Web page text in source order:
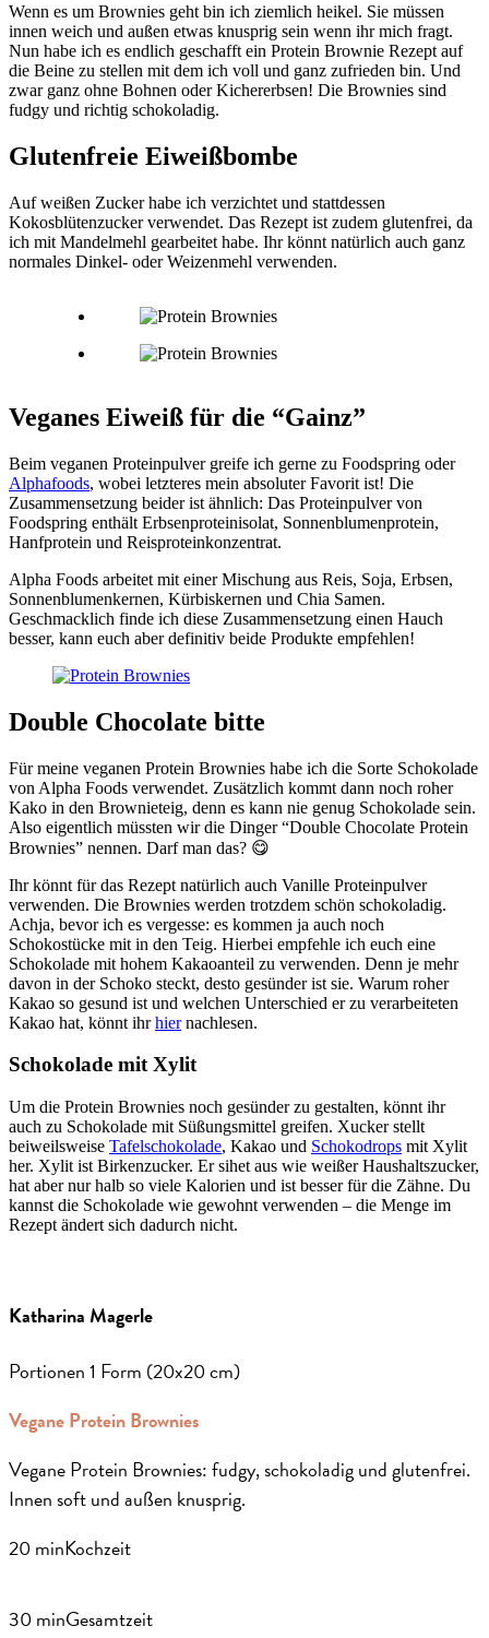
Wenn es um Brownies geht bin ich ziemlich heikel. Sie müssen
innen weich und außen etwas knusprig sein wenn ihr mich fragt.
Nun habe ich es endlich geschafft ein Protein Brownie Rezept auf
die Beine zu stellen mit dem ich voll und ganz zufrieden bin. Und
zwar ganz ohne Bohnen oder Kichererbsen! Die Brownies sind
fudgy und richtig schokoladig.
Glutenfreie Eiweißbombe
Auf weißen Zucker habe ich verzichtet und stattdessen
Kokosblütenzucker verwendet. Das Rezept ist zudem glutenfrei, da
ich mit Mandelmehl gearbeitet habe. Ihr könnt natürlich auch ganz
normales Dinkel- oder Weizenmehl verwenden.
Veganes Eiweiß für die “Gainz”
Beim veganen Proteinpulver greife ich gerne zu Foodspring oder
Alphafoods, wobei letzteres mein absoluter Favorit ist! Die
Zusammensetzung beider ist ähnlich: Das Proteinpulver von
Foodspring enthält Erbsenproteinisolat, Sonnenblumenprotein,
Hanfprotein und Reisproteinkonzentrat.
Alpha Foods arbeitet mit einer Mischung aus Reis, Soja, Erbsen,
Sonnenblumenkernen, Kürbiskernen und Chia Samen.
Geschmacklich finde ich diese Zusammensetzung einen Hauch
besser, kann euch aber definitiv beide Produkte empfehlen!
Double Chocolate bitte
Für meine veganen Protein Brownies habe ich die Sorte Schokolade
von Alpha Foods verwendet. Zusätzlich kommt dann noch roher
Kako in den Brownieteig, denn es kann nie genug Schokolade sein.
Also eigentlich müssten wir die Dinger “Double Chocolate Protein
Brownies” nennen. Darf man das? 😋
Ihr könnt für das Rezept natürlich auch Vanille Proteinpulver
verwenden. Die Brownies werden trotzdem schön schokoladig.
Achja, bevor ich es vergesse: es kommen ja auch noch
Schokostücke mit in den Teig. Hierbei empfehle ich euch eine
Schokolade mit hohem Kakaoanteil zu verwenden. Denn je mehr
davon in der Schoko steckt, desto gesünder ist sie. Warum roher
Kakao so gesund ist und welchen Unterschied er zu verarbeiteten
Kakao hat, könnt ihrhiernachlesen.
Schokolade mit Xylit
Um die Protein Brownies noch gesünder zu gestalten, könnt ihr
auch zu Schokolade mit Süßungsmittel greifen. Xucker stellt
beiweilsweise Tafelschokolade, Kakao und Schokodrops mit Xylit
her. Xylit ist Birkenzucker. Er sihet aus wie weißer Haushaltszucker,
hat aber nur halb so viele Kalorien und ist besser für die Zähne. Du
kannst die Schokolade wie gewohnt verwenden – die Menge im
Rezept ändert sich dadurch nicht.
Katharina Magerle
Portionen1 Form (20x20 cm)
Vegane Protein Brownies
Vegane Protein Brownies: fudgy, schokoladig und glutenfrei.
Innen soft und außen knusprig.
20 minKochzeit
30 minGesamtzeit